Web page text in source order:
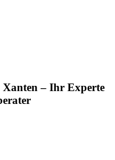
Xanten – Ihr Experte